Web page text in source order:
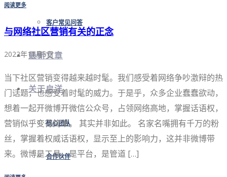
客户常见问答
最新文章
关于启洋
核心团队
合作伙伴
阅读更多
与网络社区营销有关的正念
2022年11月5日
当下社区营销变得越来越时髦。我们感受着网络争吵激辩的热
门话题，也感受着时髦的威力。于是乎，众多企业蠢蠢欲动，
想着一起开微博开微信公众号，占领网络高地，掌握话语权，
营销似乎变得简单。 其实并非如此。 名家名嘴拥有千万的粉
丝，掌握着权威话语权，显示至上的影响力，这并非微博带
来。微博是工具，是平台，是管道 […]